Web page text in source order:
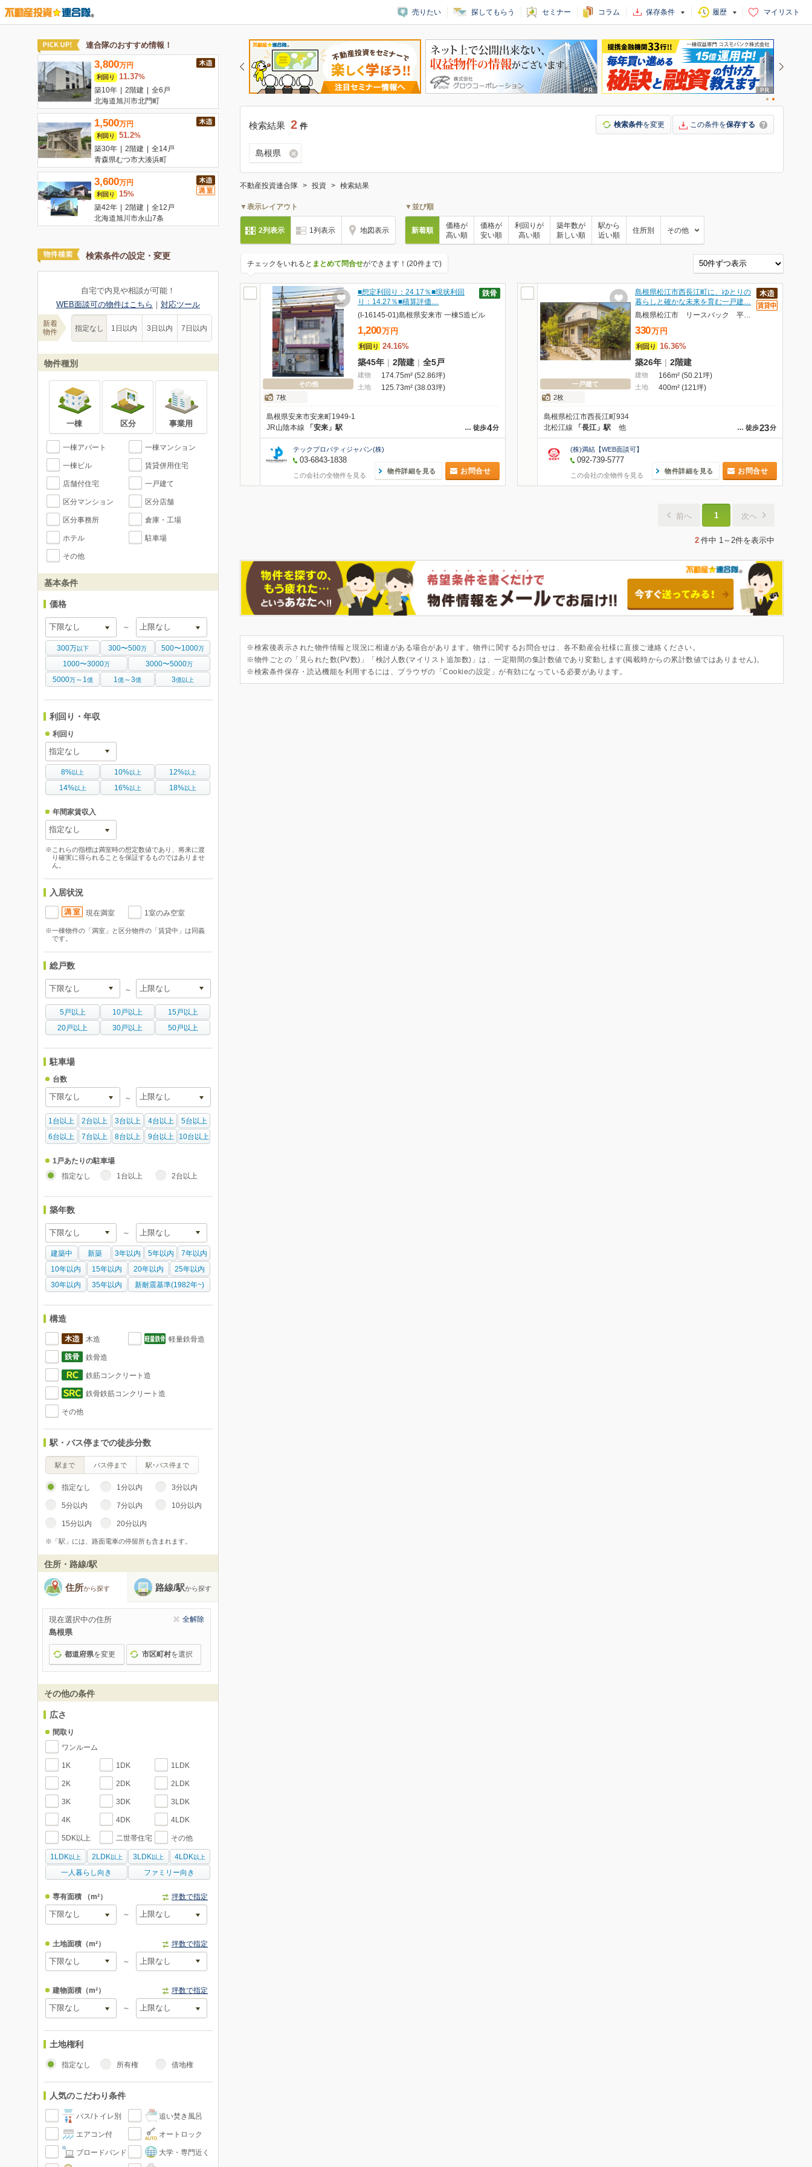
売りたい 探してもらう セミナー コラム 保存条件 履歴 マイリスト
検索条件の設定・変更
自宅で内見や相談が可能！
WEB面談可の物件はこちら ｜ 対応ツール
新着
物件
指定なし 1日以内 3日以内 7日以内
物件種別
一棟 区分 事業用
一棟アパート 一棟マンション
一棟ビル 賃貸併用住宅
店舗付住宅 一戸建て
区分マンション 区分店舗
区分事務所 倉庫・工場
ホテル 駐車場
その他
基本条件
価格
～
300万 以下 300〜500万 500〜1000万
1000〜3000万 3000〜5000万
5000万～1 億 1億～3億 3億以上
利回り・年収
利回り
8%以上 10%以上 12%以上
14%以上 16%以上 18%以上
年間家賃収入
※これらの指標は満室時の想定数値であり、将来に渡
り確実に得られることを保証するものではありませ
ん。
入居状況
現在満室 1室のみ空室
※一棟物件の「満室」と区分物件の「賃貸中」は同義
です。
総戸数
～
5戸以上 10戸以上
15戸以上
20戸以上
30戸以上 50戸以上
駐車場
台数
～
1台以上 2台以上 3台以上 4台以上
5台以上
6台以上
7台以上 8台以上 9台以上 10台以上
1戸あたりの駐車場
指定なし 1台以上 2台以上
築年数
～
建築中 新築 3年以内 5年以内
7年以内
10年以内
15年以内 20年以内
25年以内
30年以内
35年以内 新耐震基準(1982年~)
構造
木造 軽量鉄骨造
鉄骨造
鉄筋コンクリート造
鉄骨鉄筋コンクリート造
その他
駅・バス停までの徒歩分数
駅まで バス停まで 駅･バス停まで
指定なし 1分以内 3分以内
5分以内 7分以内 10分以内
15分以内 20分以内
※「駅」には、路面電車の停留所も含まれます。
住所・路線/駅
住所から探す 路線/駅から探す
現在選択中の住所 全解除
島根県
都道府県を変更 市区町村を選択
その他の条件
広さ
間取り
ワンルーム
1K 1DK 1LDK
2K 2DK 2LDK
3K 3DK 3LDK
4K 4DK 4LDK
5DK以上 二世帯住宅 その他
1LDK以上 2LDK 以上 3LDK以上 4LDK 以上
一人暮らし向き ファミリー向き
専有面積 （m²） 坪数で指定
～
土地面積（m²） 坪数で指定
～
建物面積（m²） 坪数で指定
～
土地権利
指定なし 所有権 借地権
人気のこだわり条件
バス/トイレ別 追い焚き風呂
エアコン付 オートロック
ブロードバンド 大学・専門近く
検索結果 2 件 検索条件を変更 この条件を保存する
島根県
不動産投資連合隊 投資 検索結果
▼表示レイアウト
2列表示 1列表示 地図表示
▼並び順
新着順
価格が
高い順
価格が
安い順
利回りが
高い順
築年数が
新しい順
駅から
近い順
住所別 その他
チェックをいれると まとめて問合せができます！(20件まで)
その他
7枚
■想定利回り：24.17％■現状利回
り：14.27％■積算評価…
(I-16145-01)島根県安来市 一棟S造ビル
1,200万 円
利回り 24.16%
築45年 | 2階建 | 全5戸
建物 174.75m² (52.86坪)
土地 125.73m² (38.03坪)
島根県安来市安来町1949-1
… 徒歩4分
JR山陰本線 「安来」駅
テックプロパティジャパン(株)
03-6843-1838
この会社の全物件を見る
物件詳細を見る お問合せ
一戸建て
2枚
島根県松江市西長江町に、ゆとりの
暮らしと確かな未来を育む一戸建…
島根県松江市 リースバック 平成12年築 戸建
330万 円
利回り 16.36%
築26年 | 2階建
建物 166m² (50.21坪)
土地 400m² (121坪)
島根県松江市西長江町934
… 徒歩23分
北松江線 「長江」駅 他
(株)満結【WEB面談可】
092-739-5777
この会社の全物件を見る
物件詳細を見る お問合せ
前へ 1 次へ
2 件中 1～2件を表示中
※検索後表示された物件情報と現況に相違がある場合があります。物件に関するお問合せは、各不動産会社様に直接ご連絡ください。
※物件ごとの「見られた数(PV数)」「検討人数(マイリスト追加数)」は、一定期間の集計数値であり変動します(掲載時からの累計数値ではありません)。
※検索条件保存・読込機能を利用するには、ブラウザの「Cookieの設定」が有効になっている必要があります。